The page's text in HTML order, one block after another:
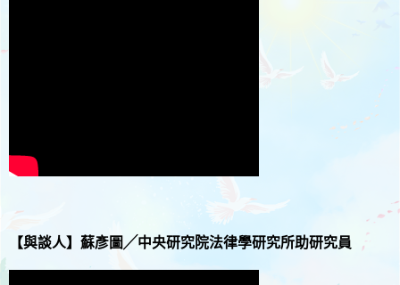
【與談人】 蘇彥圖╱中央研究院法律學研究所助研究員